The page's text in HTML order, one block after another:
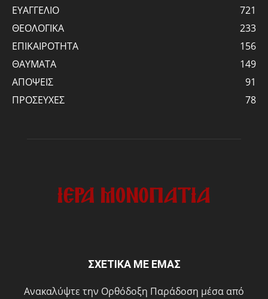
ΕΥΑΓΓΕΛΙΟ
721
ΘΕΟΛΟΓΙΚΑ
233
ΕΠΙΚΑΙΡΟΤΗΤΑ
156
ΘΑΥΜΑΤΑ
149
ΑΠΟΨΕΙΣ
91
ΠΡΟΣΕΥΧΕΣ
78
ΣΧΕΤΙΚΑ ΜΕ ΕΜΑΣ
Ανακαλύψτε την Ορθόδοξη Παράδοση μέσα από